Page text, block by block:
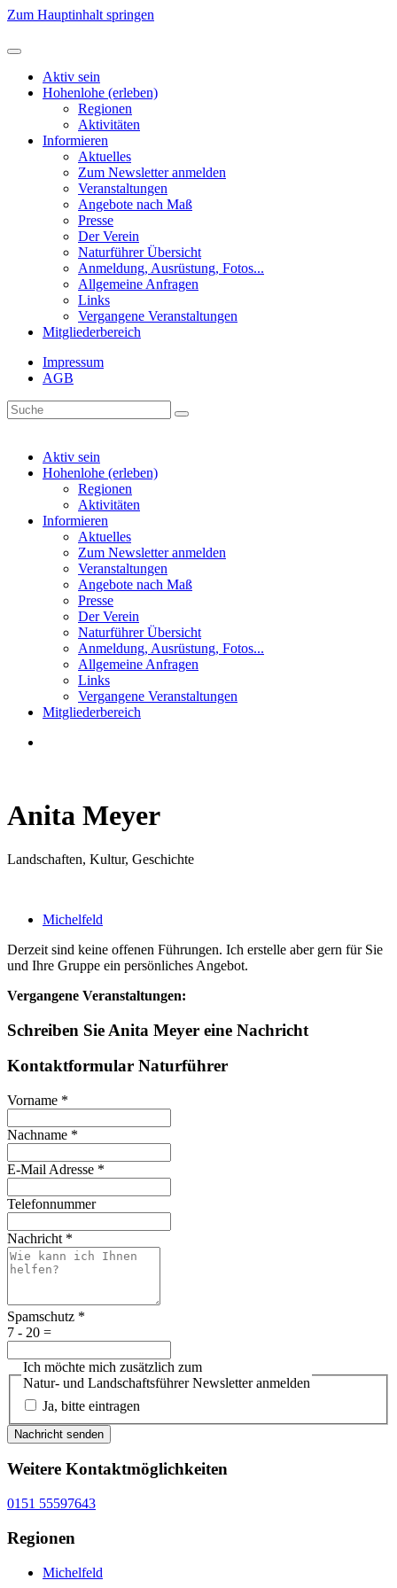
Zum Hauptinhalt springen
Aktiv sein
Hohenlohe (erleben)
Regionen
Aktivitäten
Informieren
Aktuelles
Zum Newsletter anmelden
Veranstaltungen
Angebote nach Maß
Presse
Der Verein
Naturführer Übersicht
Anmeldung, Ausrüstung, Fotos...
Allgemeine Anfragen
Links
Vergangene Veranstaltungen
Mitgliederbereich
Impressum
AGB
Aktiv sein
Hohenlohe (erleben)
Regionen
Aktivitäten
Informieren
Aktuelles
Zum Newsletter anmelden
Veranstaltungen
Angebote nach Maß
Presse
Der Verein
Naturführer Übersicht
Anmeldung, Ausrüstung, Fotos...
Allgemeine Anfragen
Links
Vergangene Veranstaltungen
Mitgliederbereich
Anita Meyer
Landschaften, Kultur, Geschichte
Michelfeld
Derzeit sind keine offenen Führungen. Ich erstelle aber gern für Sie
und Ihre Gruppe ein persönliches Angebot.
Vergangene Veranstaltungen:
Schreiben Sie Anita Meyer eine Nachricht
Kontaktformular Naturführer
Vorname *
Nachname *
E-Mail Adresse *
Telefonnummer
Nachricht *
Spamschutz *
7 - 20 =
Ich möchte mich zusätzlich zum
Natur- und Landschaftsführer Newsletter anmelden
Ja, bitte eintragen
Nachricht senden
Weitere Kontaktmöglichkeiten
0151 55597643
Regionen
Michelfeld